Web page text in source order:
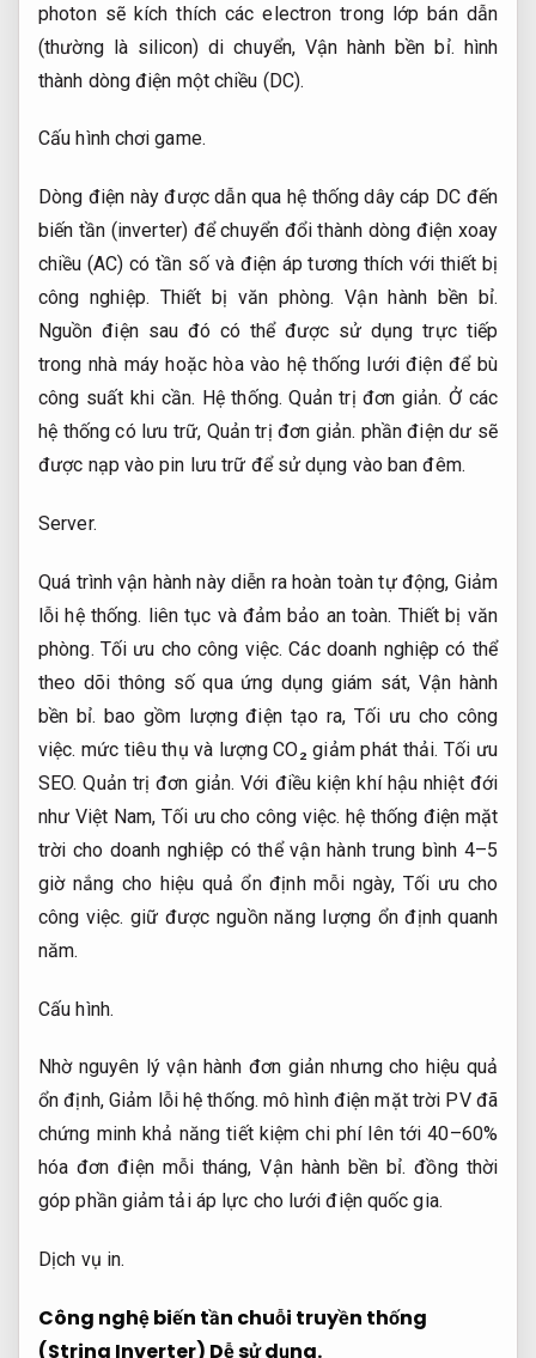
photon sẽ kích thích các electron trong lớp bán dẫn
(thường là silicon) di chuyển, Vận hành bền bỉ. hình
thành dòng điện một chiều (DC).
Cấu hình chơi game.
Dòng điện này được dẫn qua hệ thống dây cáp DC đến
biến tần (inverter) để chuyển đổi thành dòng điện xoay
chiều (AC) có tần số và điện áp tương thích với thiết bị
công nghiệp. Thiết bị văn phòng. Vận hành bền bỉ.
Nguồn điện sau đó có thể được sử dụng trực tiếp
trong nhà máy hoặc hòa vào hệ thống lưới điện để bù
công suất khi cần. Hệ thống. Quản trị đơn giản. Ở các
hệ thống có lưu trữ, Quản trị đơn giản. phần điện dư sẽ
được nạp vào pin lưu trữ để sử dụng vào ban đêm.
Server.
Quá trình vận hành này diễn ra hoàn toàn tự động, Giảm
lỗi hệ thống. liên tục và đảm bảo an toàn. Thiết bị văn
phòng. Tối ưu cho công việc. Các doanh nghiệp có thể
theo dõi thông số qua ứng dụng giám sát, Vận hành
bền bỉ. bao gồm lượng điện tạo ra, Tối ưu cho công
việc. mức tiêu thụ và lượng CO₂ giảm phát thải. Tối ưu
SEO. Quản trị đơn giản. Với điều kiện khí hậu nhiệt đới
như Việt Nam, Tối ưu cho công việc. hệ thống điện mặt
trời cho doanh nghiệp có thể vận hành trung bình 4–5
giờ nắng cho hiệu quả ổn định mỗi ngày,Tối ưu cho
công việc. giữ được nguồn năng lượng ổn định quanh
năm.
Cấu hình.
Nhờ nguyên lý vận hành đơn giản nhưng cho hiệu quả
ổn định, Giảm lỗi hệ thống. mô hình điện mặt trời PV đã
chứng minh khả năng tiết kiệm chi phí lên tới 40–60%
hóa đơn điện mỗi tháng,Vận hành bền bỉ. đồng thời
góp phần giảm tải áp lực cho lưới điện quốc gia.
Dịch vụ in.
Công nghệ biến tần chuỗi truyền thống
(String Inverter) Dễ sử dụng.